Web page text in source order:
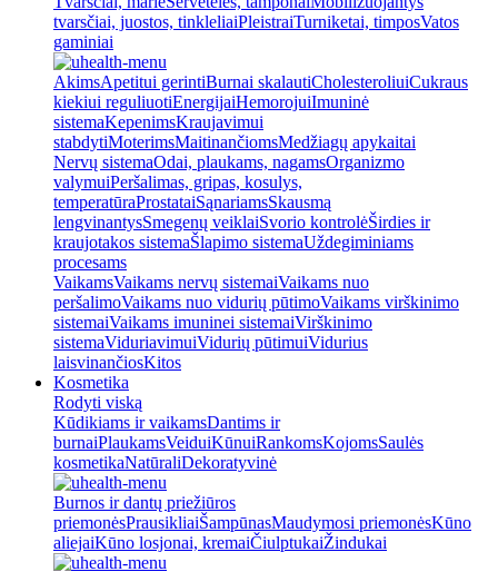
tvarsčiai, juostos, tinkleliaiPleistraiTurniketai, timposVatos
gaminiai
AkimsApetitui gerintiBurnai skalautiCholesteroliuiCukraus
kiekiui reguliuotiEnergijaiHemorojuiImuninė
sistemaKepenimsKraujavimui
stabdytiMoterimsMaitinančiomsMedžiagų apykaitai
Nervų sistemaOdai, plaukams, nagamsOrganizmo
valymuiPeršalimas, gripas, kosulys,
temperatūraProstataiSąnariamsSkausmą
lengvinantysSmegenų veiklaiSvorio kontrolėŠirdies ir
kraujotakos sistemaŠlapimo sistemaUždegiminiams
procesams
VaikamsVaikams nervų sistemaiVaikams nuo
peršalimoVaikams nuo vidurių pūtimoVaikams virškinimo
sistemaiVaikams imuninei sistemaiVirškinimo
sistemaViduriavimuiVidurių pūtimuiVidurius
laisvinančiosKitos
Kosmetika
Rodyti viską
Kūdikiams ir vaikamsDantims ir
burnaiPlaukamsVeiduiKūnuiRankomsKojomsSaulės
kosmetikaNatūraliDekoratyvinė
Burnos ir dantų priežiūros
priemonėsPrausikliaiŠampūnasMaudymosi priemonėsKūno
aliejaiKūno losjonai, kremaiČiulptukaiŽindukai